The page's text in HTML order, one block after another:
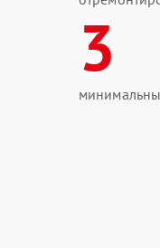
3